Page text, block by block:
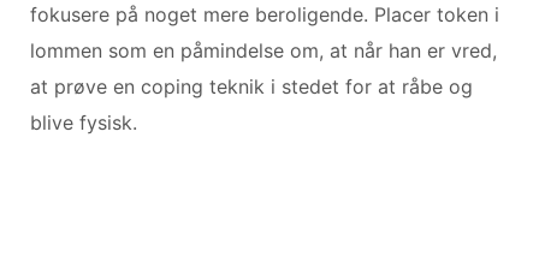
fokusere på noget mere beroligende. Placer token i
lommen som en påmindelse om, at når han er vred,
at prøve en coping teknik i stedet for at råbe og
blive fysisk.